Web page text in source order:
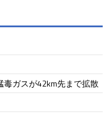
ガスが42km先まで拡散